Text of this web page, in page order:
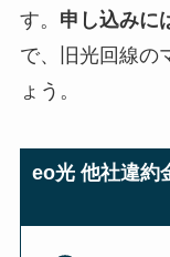
す。 申し込みに
で、旧光回線の
ょう。
eo光 他社違約